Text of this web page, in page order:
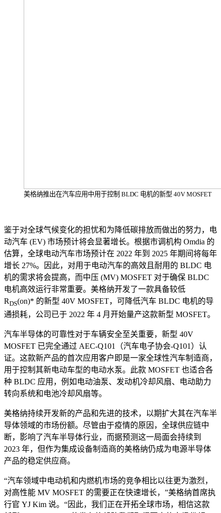
美格纳推出在汽车应用中用于控制 BLDC 电机的新型 40V MOSFET
鉴于对全球气候变化的担忧和为降低碳排放而做出的努力，电
动汽车 (EV) 市场预计将会显著增长。根据市调机构 Omdia 的
估算，全球电动汽车市场预计在 2022 年到 2025 年期间将每年
增长 27%。因此，对用于电动汽车的高效且耐用的 BLDC 电
机的需求将会提高，而中压 (MV) MOSFET 对于确保 BLDC
电机高效运行非常重要。美格纳开发了一款具备较低
RDS(on)* 的新型 40V MOSFET，可降低汽车 BLDC 电机的导
通损耗，公司已于 2022 年 4 月开始量产这款新型 MOSFET。
汽车半导体的可靠性对于车辆安全至关重要，新型 40V
MOSFET 已完全通过 AEC-Q101（汽车电子协会-Q101）认
证。这款新产品的首次应用客户即是一家全球性汽车制造商，
用于控制其新电动车型的电动水泵。此款 MOSFET 也适合各
种 BLDC 应用，例如电动油泵、发动机冷却风扇、电动助力
转向系统和电池冷却风扇等。
美格纳持续开发新的产品和先进的技术，以期扩大其在汽车半
导体领域的市场份额。尽管由于疫情的原因，全球供应链中
断，影响了汽车半导体行业，而据预测这一局面会持续到
2023 年，但作为集成设备制造商的美格纳仍成为电源半导体
产品的稳定供应商。
“汽车领域中电动机和内燃机市场的竞争相比以往更为激烈，
对高性能 MV MOSFET 的需要正在快速增长，”美格纳首席执
行官 YJ Kim 说。“因此，我们正在开拓全球市场，相信这款